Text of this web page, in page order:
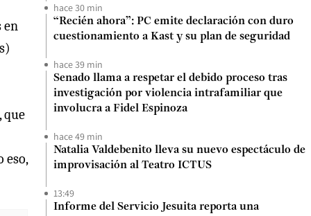
en
que
eso,
hace 30 min
“Recién ahora”: PC emite declaración con duro
cuestionamiento a Kast y su plan de seguridad
hace 39 min
Senado llama a respetar el debido proceso tras
investigación por violencia intrafamiliar que
involucra a Fidel Espinoza
hace 49 min
Natalia Valdebenito lleva su nuevo espectáculo de
improvisación al Teatro ICTUS
13:49
Informe del Servicio Jesuita reporta una